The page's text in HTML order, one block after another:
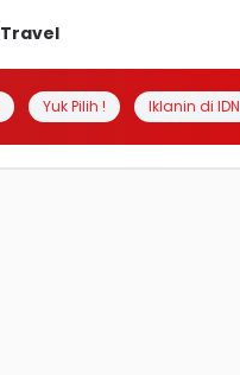
Travel
Yuk Pilih ! Iklanin di IDN